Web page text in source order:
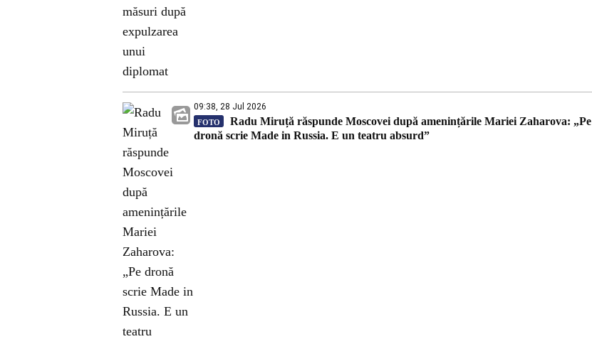
09:38, 28 Jul 2026
FOTO
Radu Miruță răspunde Moscovei după amenințările Mariei Zaharova: „Pe
dronă scrie Made in Russia. E un teatru absurd”